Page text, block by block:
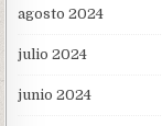
agosto 2024
julio 2024
junio 2024